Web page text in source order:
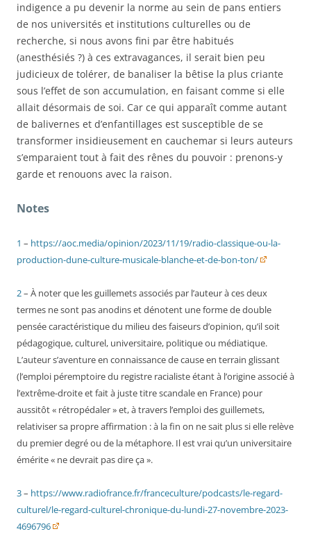
indigence a pu devenir la norme au sein de pans entiers
de nos universités et institutions culturelles ou de
recherche, si nous avons fini par être habitués
(anesthésiés ?) à ces extravagances, il serait bien peu
judicieux de tolérer, de banaliser la bêtise la plus criante
sous l’effet de son accumulation, en faisant comme si elle
allait désormais de soi. Car ce qui apparaît comme autant
de balivernes et d’enfantillages est susceptible de se
transformer insidieusement en cauchemar si leurs auteurs
s’emparaient tout à fait des rênes du pouvoir : prenons-y
garde et renouons avec la raison.
Notes
1 – https://aoc.media/opinion/2023/11/19/radio-classique-ou-la-
production-dune-culture-musicale-blanche-et-de-bon-ton/
2– À noter que les guillemets associés par l’auteur à ces deux
termes ne sont pas anodins et dénotent une forme de double
pensée caractéristique du milieu des faiseurs d’opinion, qu’il soit
pédagogique, culturel, universitaire, politique ou médiatique.
L’auteur s’aventure en connaissance de cause en terrain glissant
(l’emploi péremptoire du registre racialiste étant à l’origine associé à
l’extrême-droite et fait à juste titre scandale en France) pour
aussitôt « rétropédaler » et, à travers l’emploi des guillemets,
relativiser sa propre affirmation : à la fin on ne sait plus si elle relève
du premier degré ou de la métaphore. Il est vrai qu’un universitaire
émérite « ne devrait pas dire ça ».
3– https://www.radiofrance.fr/franceculture/podcasts/le-regard-
culturel/le-regard-culturel-chronique-du-lundi-27-novembre-2023-
4696796